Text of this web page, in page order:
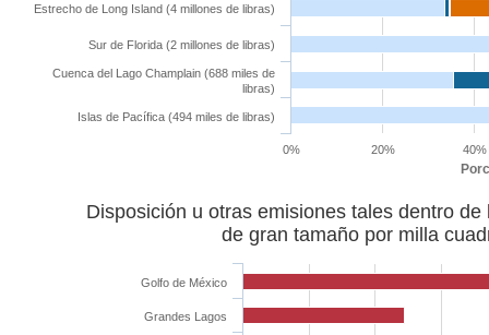
Estrecho de Long Island (4 millones de libras)
Sur de Florida (2 millones de libras)
Cuenca del Lago Champlain (688 miles de
libras)
Islas de Pacífica (494 miles de libras)
0% 20% 40%
Disposición u otras emisiones tales dentro
de gran tamaño por milla
Golfo de México
Grandes Lagos